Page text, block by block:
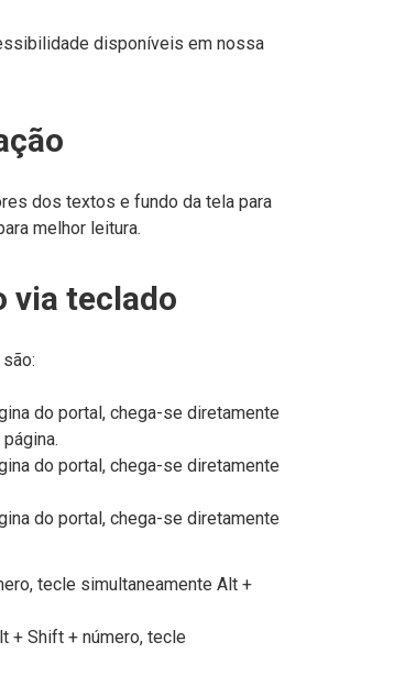
disponíveis em nossa
dos textos e fundo da tela para
melhor leitura.
via teclado
do portal, chega-se diretamente
do portal, chega-se diretamente
do portal, chega-se diretamente
tecle simultaneamente Alt +
+ Shift + número, tecle